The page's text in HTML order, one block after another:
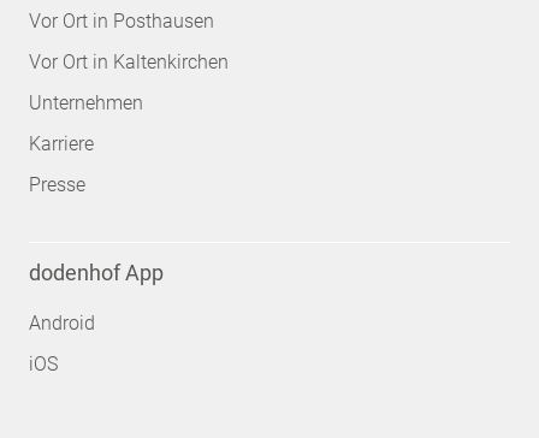
Vor Ort in Posthausen
Vor Ort in Kaltenkirchen
Unternehmen
Karriere
Presse
dodenhof App
Android
iOS